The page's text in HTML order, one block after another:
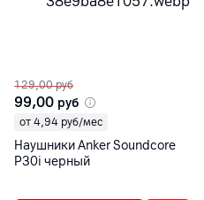
129,00 руб
99,00 руб
от 4,94 руб/мес
Наушники Anker Soundcore
P30i черный